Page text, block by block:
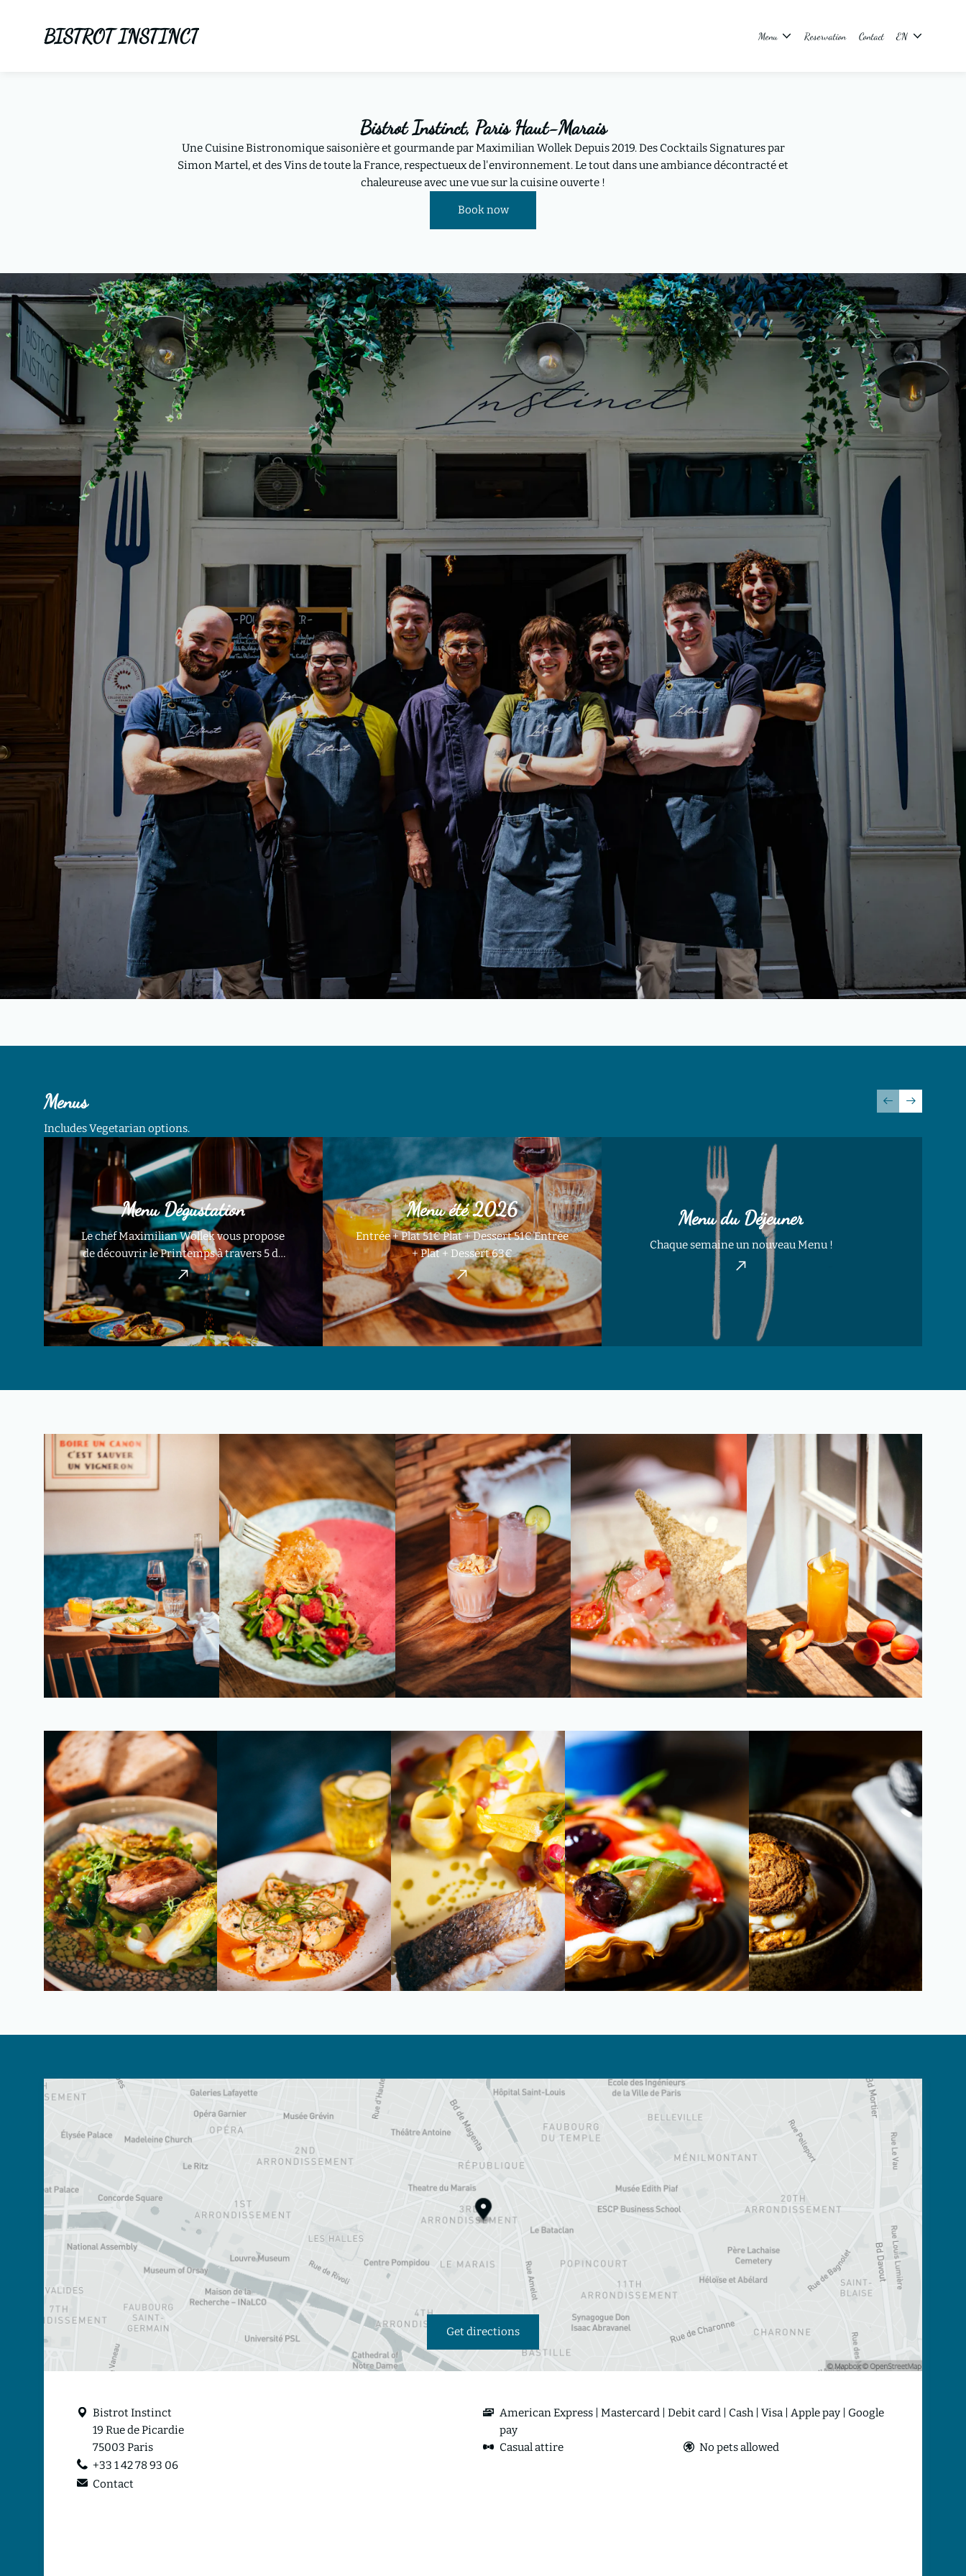
BISTROT INSTINCT Menu Reservation Contact EN
Bistrot Instinct, Paris Haut-Marais
Une Cuisine Bistronomique saisonière et gourmande par Maximilian Wollek Depuis 2019. Des Cocktails Signatures par
Simon Martel, et des Vins de toute la France, respectueux de l'environnement. Le tout dans une ambiance décontracté et
chaleureuse avec une vue sur la cuisine ouverte !
Book now
Menus
Includes Vegetarian options.
Menu Dégustation
Le chef Maximilian Wollek vous propose
de découvrir le Printemps à travers 5 de
ses plats signatures ! Un Accord Mets et
Boisson est disponible pour vivre
pleinement l'expérience.
Menu été 2026
Entrée + Plat 51€ Plat + Dessert 51€ Entrée
+ Plat + Dessert 63€
Menu du Déjeuner
Chaque semaine un nouveau Menu !
Get directions
Bistrot Instinct
19 Rue de Picardie
75003 Paris
+33 1 42 78 93 06
Contact
American Express Mastercard Debit card Cash Visa Apple pay
Google
pay
Casual attire
No pets allowed